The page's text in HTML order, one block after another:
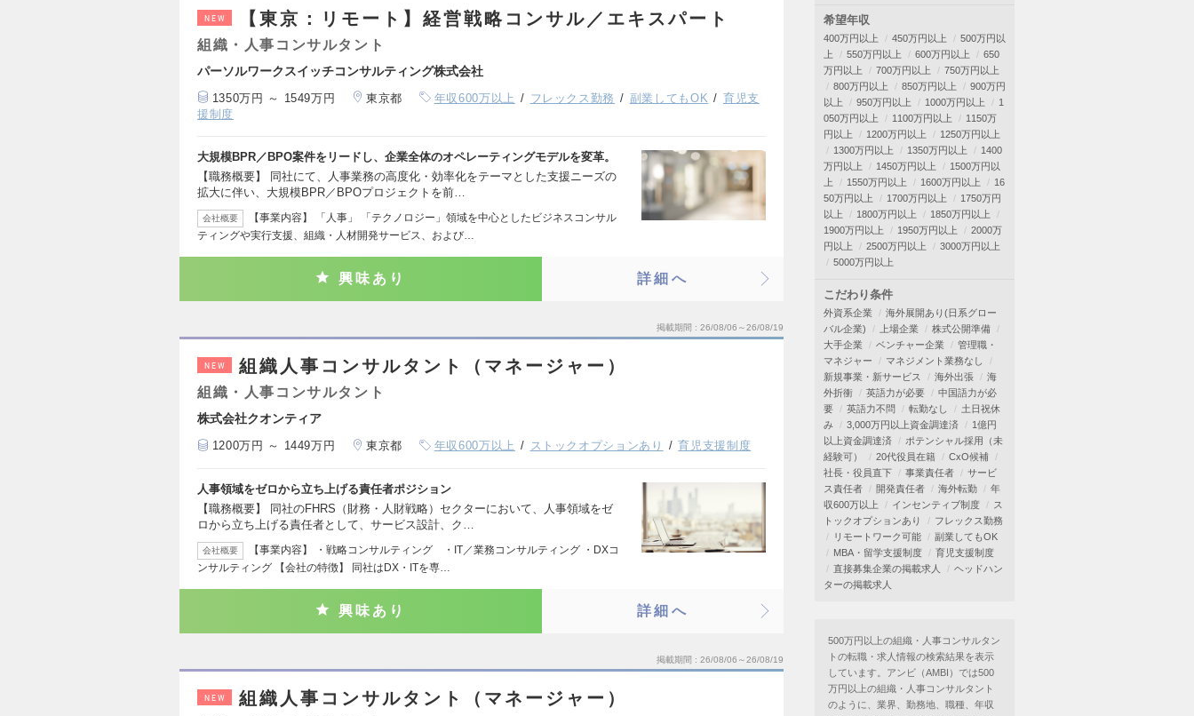
NEW 【東京：リモート】経営戦略コンサル／エキスパート
組織・人事コンサルタント
パーソルワークスイッチコンサルティング株式会社
1350万円 ～ 1549万円 東京都 年収600万以上 フレックス勤務 副業してもOK
育児支
援制度
大規模BPR／BPO案件をリードし、企業全体のオペレーティングモデルを変革。
【職務概要】 同社にて、人事業務の高度化・効率化をテーマとした支援ニーズの
拡大に伴い、大規模BPR／BPOプロジェクトを前…
会社概要
【事業内容】 「人事」 「テクノロジー」領域を中心としたビジネスコンサル
ティングや実行支援、組織・人材開発サービス、および…
興味あり 詳細へ
掲載期間 26/08/06～26/08/19
NEW 組織人事コンサルタント（マネージャー）
組織・人事コンサルタント
株式会社クオンティア
1200万円 ～ 1449万円 東京都 年収600万以上 ストックオプションあり 育児支援制度
人事領域をゼロから立ち上げる責任者ポジション
【職務概要】 同社のFHRS（財務・人財戦略）セクターにおいて、人事領域をゼ
ロから立ち上げる責任者として、サービス設計、ク…
会社概要
【事業内容】 ・戦略コンサルティング ・IT／業務コンサルティング ・DXコ
ンサルティング 【会社の特徴】 同社はDX・ITを専…
興味あり 詳細へ
掲載期間 26/08/06～26/08/19
NEW 組織人事コンサルタント（マネージャー）
希望年収
400万円以上 450万円以上
500万円以
上
550万円以上 600万円以上
650
万円以上
700万円以上
750万円以上
800万円以上
850万円以上
900万円
以上
950万円以上 1000万円以上
1
050万円以上
1100万円以上
1150万
円以上
1200万円以上
1250万円以上
1300万円以上
1350万円以上
1400
万円以上
1450万円以上
1500万円以
上
1550万円以上 1600万円以上
16
50万円以上
1700万円以上
1750万円
以上
1800万円以上
1850万円以上
1900万円以上
1950万円以上
2000万
円以上
2500万円以上
3000万円以上
5000万円以上
こだわり条件
外資系企業
海外展開あり(日系グロー
バル企業)
上場企業
株式公開準備
大手企業
ベンチャー企業
管理職・
マネジャー
マネジメント業務なし
新規事業・新サービス
海外出張
海
外折衝
英語力が必要
中国語力が必
要
英語力不問 転勤なし
土日祝休
み
3,000万円以上資金調達済
1億円
以上資金調達済
ポテンシャル採用（未
経験可）
20代役員在籍
CxO候補
社長・役員直下
事業責任者
サービ
ス責任者
開発責任者 海外転勤
年
収600万以上
インセンティブ制度
ス
トックオプションあり
フレックス勤務
リモートワーク可能
副業してもOK
MBA・留学支援制度
育児支援制度
直接募集企業の掲載求人
ヘッドハン
ターの掲載求人
500万円以上の組織・人事コンサルタン
トの転職・求人情報の検索結果を表示
しています。アンビ（AMBI）では500
万円以上の組織・人事コンサルタント
のように、業界、勤務地、職種、年収